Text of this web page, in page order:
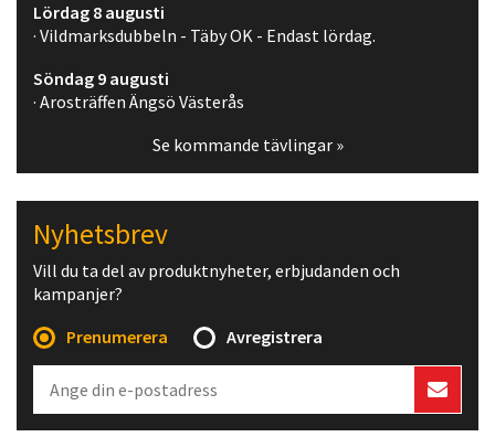
Lördag 8 augusti
· Vildmarksdubbeln - Täby OK - Endast lördag.
Söndag 9 augusti
· Arosträffen Ängsö Västerås
Se kommande tävlingar »
Nyhetsbrev
Vill du ta del av produktnyheter, erbjudanden och
kampanjer?
Prenumerera
Avregistrera